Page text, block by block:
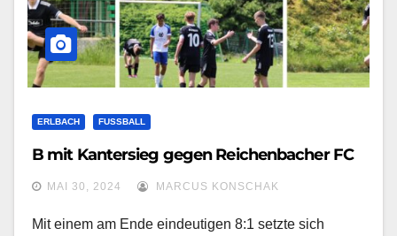
ERLBACH FUSSBALL
B mit Kantersieg gegen Reichenbacher FC
MAI 30, 2024 MARCUS KONSCHAK
Mit einem am Ende eindeutigen 8:1 setzte sich